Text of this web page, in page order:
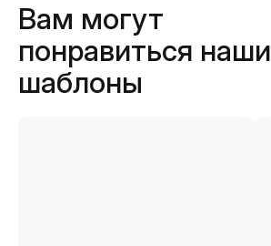
Вам могут
понравиться наши
шаблоны